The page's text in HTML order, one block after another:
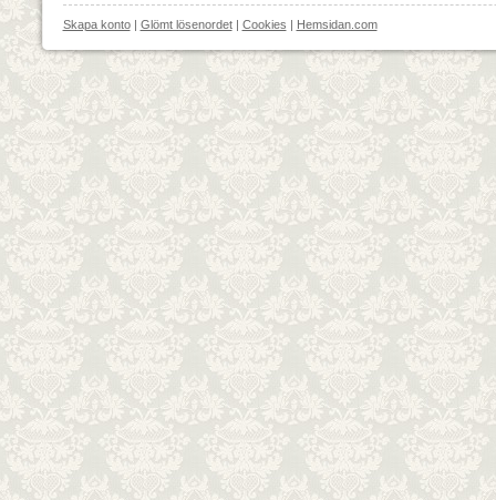
Skapa konto| Glömt lösenordet| Cookies | Hemsidan.com